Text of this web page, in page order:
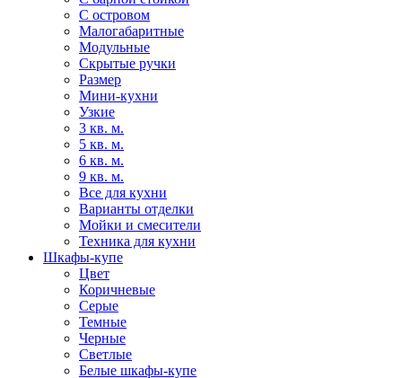
С островом
Малогабаритные
Модульные
Скрытые ручки
Размер
Мини-кухни
Узкие
3 кв. м.
5 кв. м.
6 кв. м.
9 кв. м.
Все для кухни
Варианты отделки
Мойки и смесители
Техника для кухни
Шкафы-купе
Цвет
Коричневые
Серые
Темные
Черные
Светлые
Белые шкафы-купе